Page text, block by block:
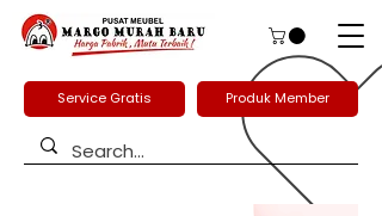
Service Gratis Produk Member